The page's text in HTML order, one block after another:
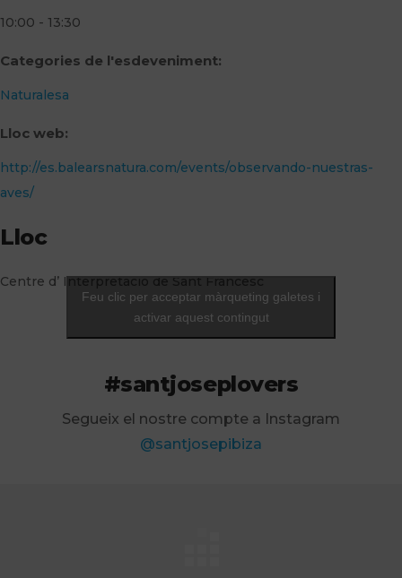
10:00 - 13:30
Categories de l'esdeveniment:
Naturalesa
Lloc web:
http://es.balearsnatura.com/events/observando-nuestras-
aves/
Lloc
Centre d’ Interpretació de Sant Francesc
Feu clic per acceptar màrqueting galetes i
activar aquest contingut
#santjoseplovers
Segueix el nostre compte a Instagram
@santjosepibiza